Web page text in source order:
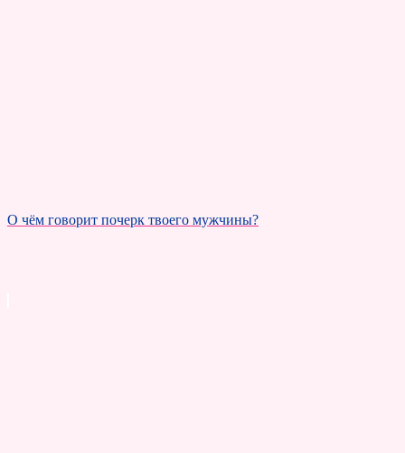
О чём говорит почерк твоего мужчины?